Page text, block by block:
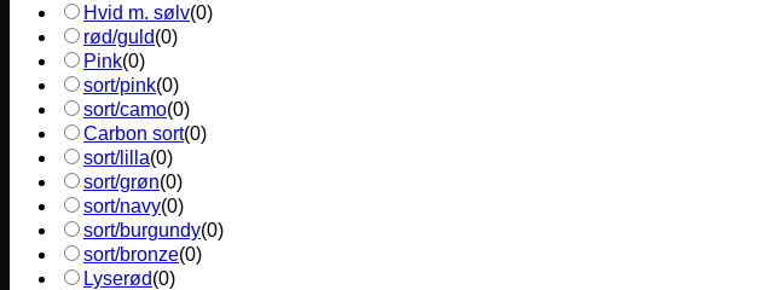
Hvid m. sølv(0)
rød/guld(0)
Pink(0)
sort/pink(0)
sort/camo(0)
Carbon sort(0)
sort/lilla(0)
sort/grøn(0)
sort/navy(0)
sort/burgundy(0)
sort/bronze(0)
Lyserød(0)